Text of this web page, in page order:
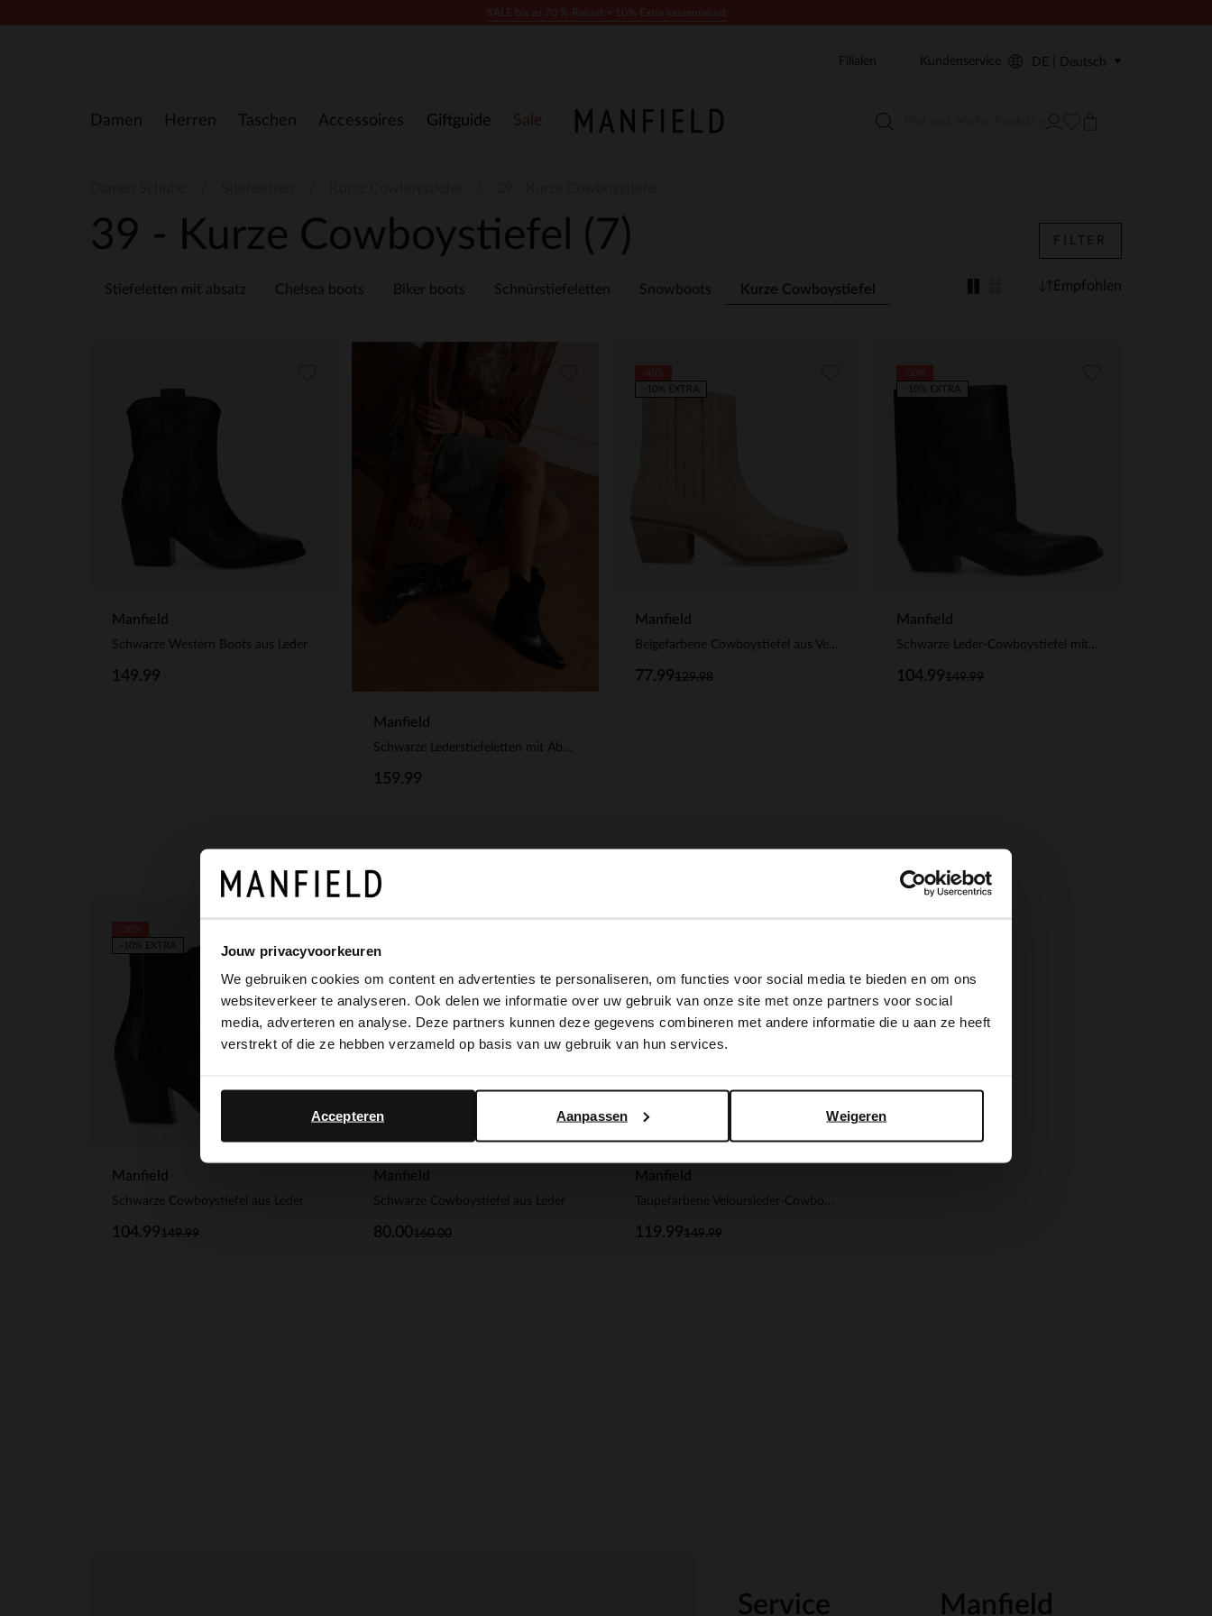
Jouw privacyvoorkeuren
We gebruiken cookies om content en advertenties te personaliseren, om functies voor social media te bieden en om ons
websiteverkeer te analyseren. Ook delen we informatie over uw gebruik van onze site met onze partners voor social
media, adverteren en analyse. Deze partners kunnen deze gegevens combineren met andere informatie die u aan ze heeft
verstrekt of die ze hebben verzameld op basis van uw gebruik van hun services.
Weigeren
Aanpassen
Accepteren
Damen Herren Taschen Accessoires Giftguide Sale
Filialen Kundenservice DE | Deutsch
39 - Kurze Cowboystiefel (7)
Stiefeletten mit absatz Chelsea boots Biker boots Schnürstiefeletten Snowboots Kurze Cowboystiefel
FILTER
Empfohlen
Manfield
Schwarze Western Boots aus Leder
149.99
Manfield
159.99
Manfield
Beigefarbene Cowboystiefel aus Veloursleder
129.98
77.99
-10% EXTRA
Manfield
Schwarze Leder-Cowboystiefel mit Umschlag
149.99
104.99
-10% EXTRA
Manfield
Schwarze Cowboystiefel aus Leder
149.99
104.99
-10% EXTRA
Schwarze Cowboystiefel aus Leder
160.00
80.00 149.99
119.99
Service Manfield
×
It looks like your language isn't Dutch. Would you like to